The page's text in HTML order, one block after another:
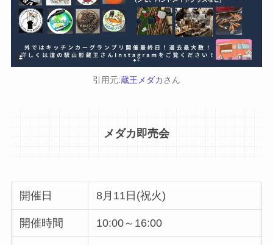
引用元:蔵王メダカ さん
メダカ即売会
開催日 8月11日(祝火)
開催時間 10:00～16:00